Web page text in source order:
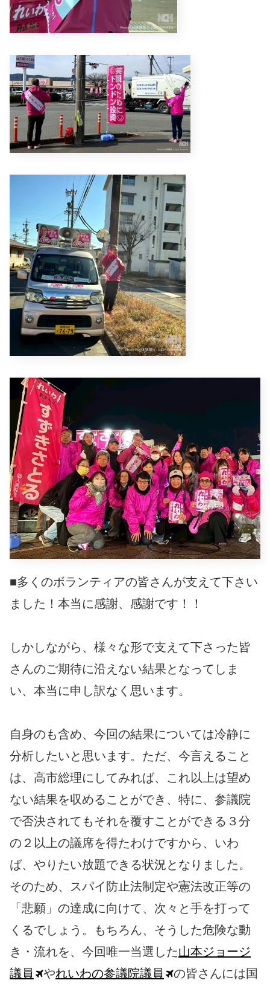
■多くのボランティアの皆さんが支えて下さい
ました！本当に感謝、感謝です！！
しかしながら、様々な形で支えて下さった皆
さんのご期待に沿えない結果となってしま
い、本当に申し訳なく思います。
自身のも含め、今回の結果については冷静に
分析したいと思います。ただ、今言えること
は、高市総理にしてみれば、これ以上は望め
ない結果を収めることができ、特に、参議院
で否決されてもそれを覆すことができる３分
の２以上の議席を得たわけですから、いわ
ば、やりたい放題できる状況となりました。
そのため、スパイ防止法制定や憲法改正等の
「悲願」の達成に向けて、次々と手を打って
くるでしょう。もちろん、そうした危険な動
き・流れを、今回唯一当選した山本ジョージ
議員
やれいわの参議院議員
の皆さんには国